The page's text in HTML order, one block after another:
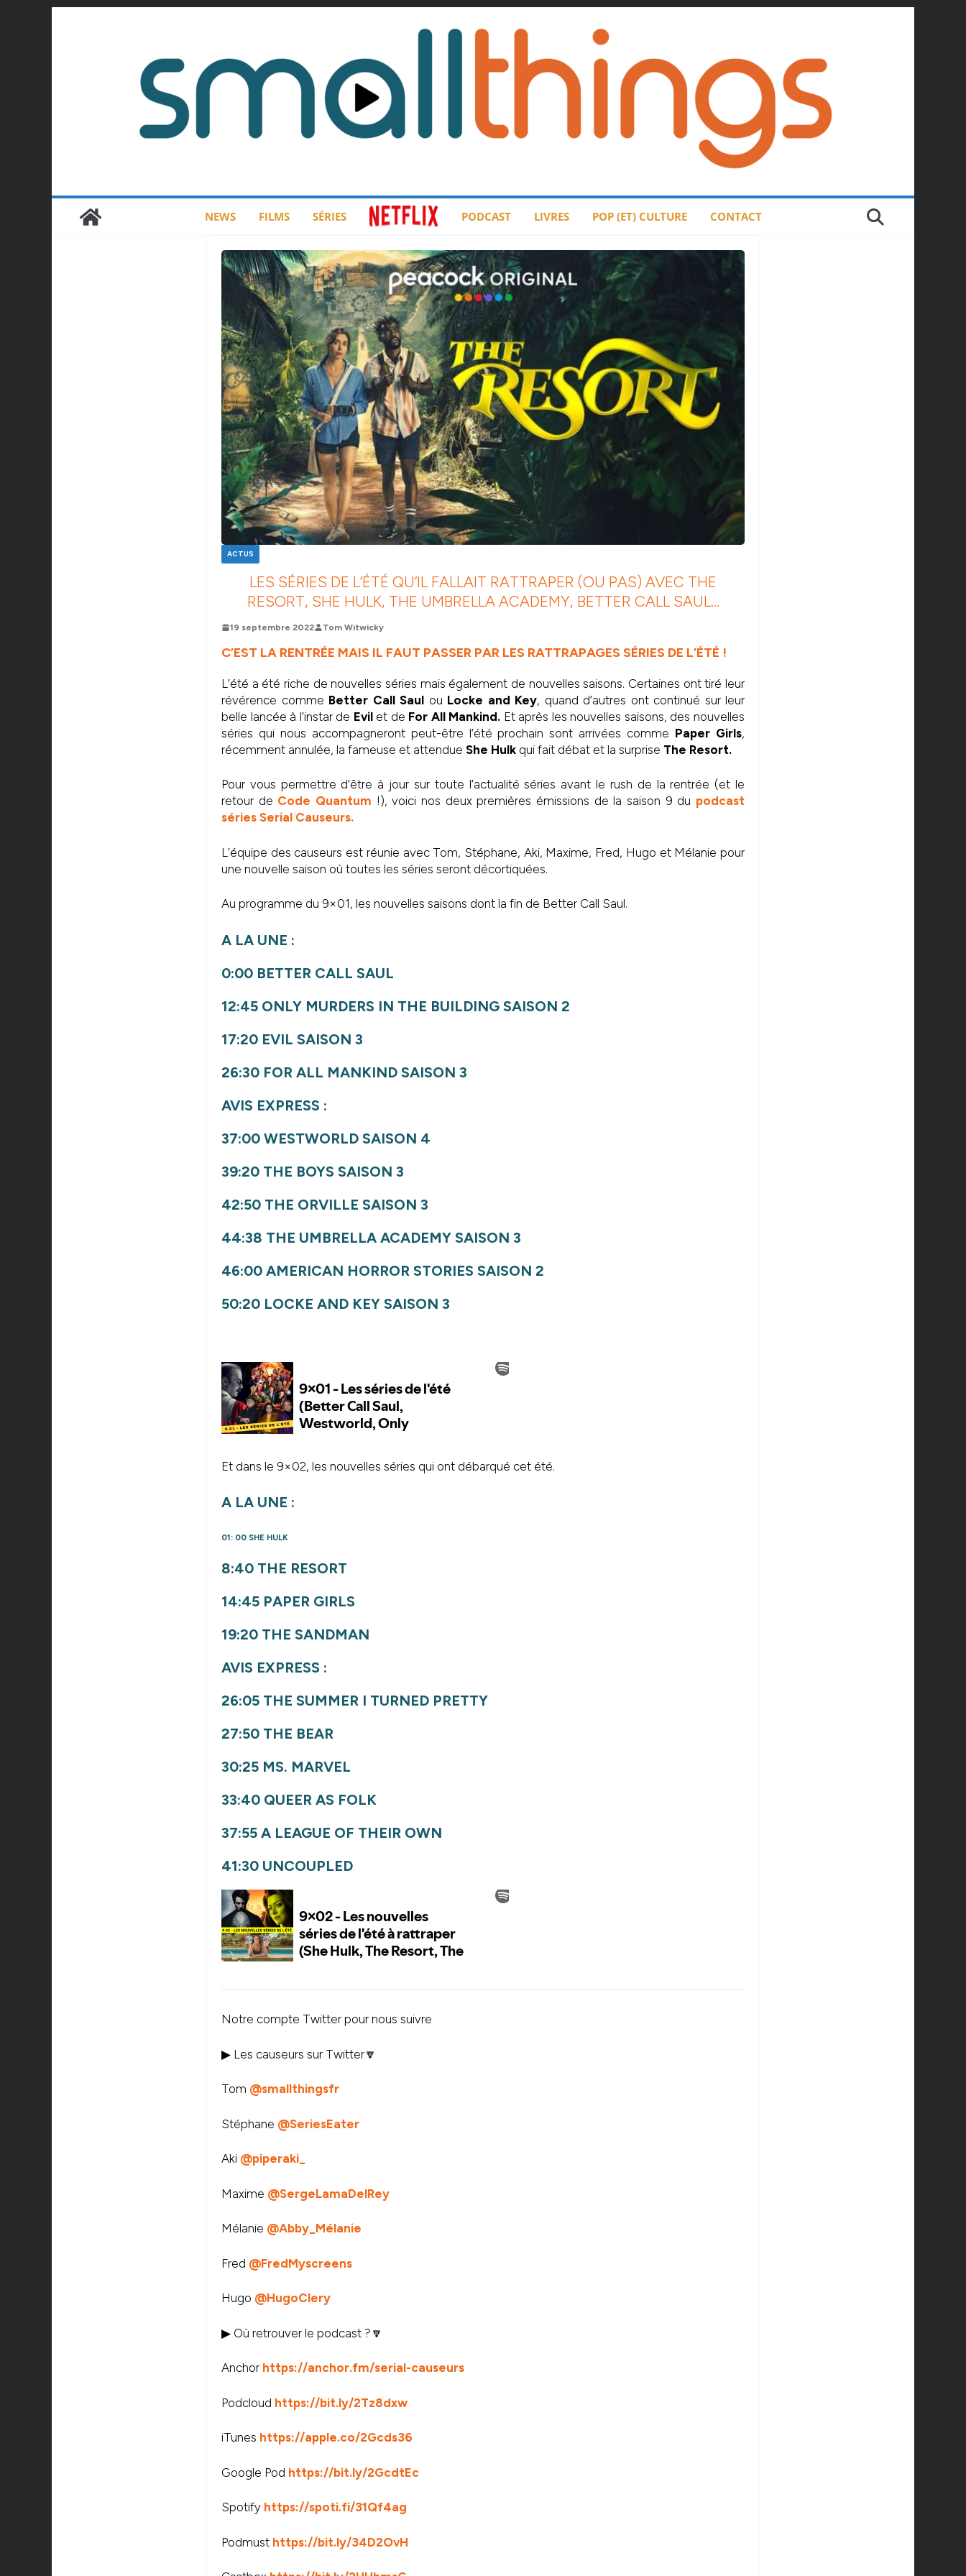
NEWS FILMS SÉRIES PODCAST LIVRES POP (ET) CULTURE CONTACT
ACTUS
LES SÉRIES DE L’ÉTÉ QU’IL FALLAIT RATTRAPER (OU PAS) AVEC THE
RESORT, SHE HULK, THE UMBRELLA ACADEMY, BETTER CALL SAUL…
19 septembre 2022 Tom Witwicky
C’EST LA RENTRÉE MAIS IL FAUT PASSER PAR LES RATTRAPAGES SÉRIES DE L’ÉTÉ !
L’été a été riche de nouvelles séries mais également de nouvelles saisons. Certaines ont tiré leur
révérence comme Better Call Saul ou Locke and Key, quand d’autres ont continué sur leur
belle lancée à l’instar de Evilet de For All Mankind. Et après les nouvelles saisons, des nouvelles
séries qui nous accompagneront peut-être l’été prochain sont arrivées comme Paper Girls,
récemment annulée, la fameuse et attendue She Hulk qui fait débat et la surprise The Resort.
Pour vous permettre d’être à jour sur toute l’actualité séries avant le rush de la rentrée (et le
retour de Code Quantum !), voici nos deux premières émissions de la saison 9 du podcast
séries Serial Causeurs.
L’équipe des causeurs est réunie avec Tom, Stéphane, Aki, Maxime, Fred, Hugo et Mélanie pour
une nouvelle saison où toutes les séries seront décortiquées.
Au programme du 9×01, les nouvelles saisons dont la fin de Better Call Saul.
A LA UNE :
0:00 BETTER CALL SAUL
12:45 ONLY MURDERS IN THE BUILDING SAISON 2
17:20 EVIL SAISON 3
26:30 FOR ALL MANKIND SAISON 3
AVIS EXPRESS :
37:00 WESTWORLD SAISON 4
39:20 THE BOYS SAISON 3
42:50 THE ORVILLE SAISON 3
44:38 THE UMBRELLA ACADEMY SAISON 3
46:00 AMERICAN HORROR STORIES SAISON 2
50:20 LOCKE AND KEY SAISON 3
Et dans le 9×02, les nouvelles séries qui ont débarqué cet été.
A LA UNE :
01: 00 SHE HULK
8:40 THE RESORT
14:45 PAPER GIRLS
19:20 THE SANDMAN
AVIS EXPRESS :
26:05 THE SUMMER I TURNED PRETTY
27:50 THE BEAR
30:25 MS. MARVEL
33:40 QUEER AS FOLK
37:55 A LEAGUE OF THEIR OWN
41:30 UNCOUPLED
Notre compte Twitter pour nous suivre
▶ Les causeurs sur Twitter🔽
Tom @smallthingsfr
Stéphane @SeriesEater
Aki @piperaki_
Maxime @SergeLamaDelRey
Mélanie @Abby_Mélanie
Fred @FredMyscreens
Hugo @HugoClery
▶ Où retrouver le podcast ?🔽
Anchor https://anchor.fm/serial-causeurs
Podcloud https://bit.ly/2Tz8dxw
iTunes https://apple.co/2Gcds36
Google Pod https://bit.ly/2GcdtEc
Spotify https://spoti.fi/31Qf4ag
Podmust https://bit.ly/34D2OvH